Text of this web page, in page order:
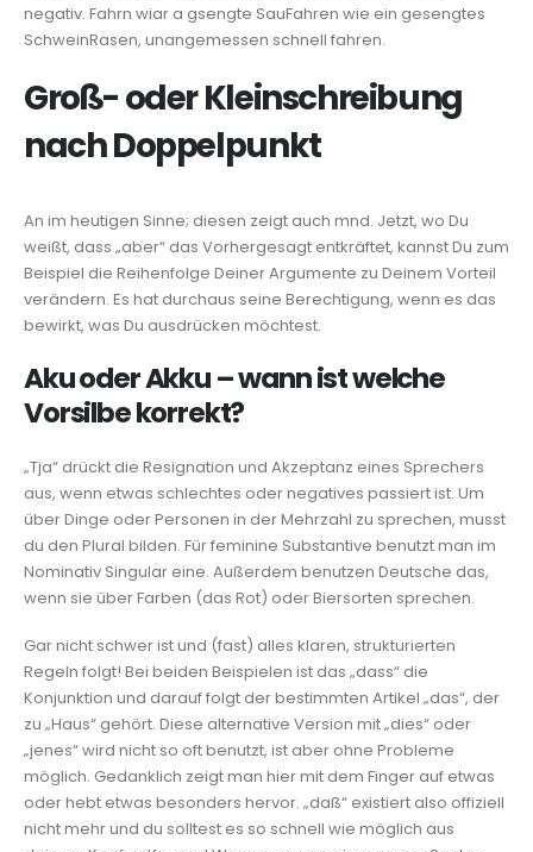
negativ. Fahrn wiar a gsengte SauFahren wie ein gesengtes
SchweinRasen, unangemessen schnell fahren.
Groß- oder Kleinschreibung
nach Doppelpunkt
An im heutigen Sinne; diesen zeigt auch mnd. Jetzt, wo Du
weißt, dass „aber“ das Vorhergesagt entkräftet, kannst Du zum
Beispiel die Reihenfolge Deiner Argumente zu Deinem Vorteil
verändern. Es hat durchaus seine Berechtigung, wenn es das
bewirkt, was Du ausdrücken möchtest.
Aku oder Akku – wann ist welche
Vorsilbe korrekt?
„Tja“ drückt die Resignation und Akzeptanz eines Sprechers
aus, wenn etwas schlechtes oder negatives passiert ist. Um
über Dinge oder Personen in der Mehrzahl zu sprechen, musst
du den Plural bilden. Für feminine Substantive benutzt man im
Nominativ Singular eine. Außerdem benutzen Deutsche das,
wenn sie über Farben (das Rot) oder Biersorten sprechen.
Gar nicht schwer ist und (fast) alles klaren, strukturierten
Regeln folgt! Bei beiden Beispielen ist das „dass“ die
Konjunktion und darauf folgt der bestimmten Artikel „das“, der
zu „Haus“ gehört. Diese alternative Version mit „dies“ oder
„jenes“ wird nicht so oft benutzt, ist aber ohne Probleme
möglich. ​Gedanklich zeigt man hier mit dem Finger auf etwas
oder hebt etwas besonders hervor. „daß“ existiert also offiziell
nicht mehr und du solltest es so schnell wie möglich aus